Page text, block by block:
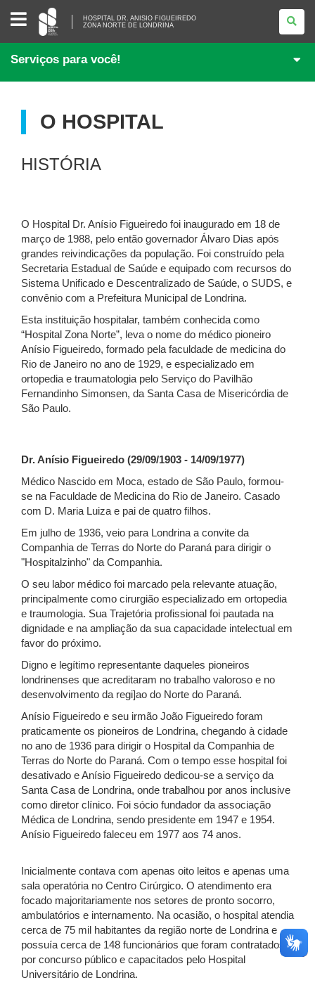
HOSPITAL
DR.
ANISIO
FIGUEIREDO
/>ZONA
DE
HOSPITAL DR. ANISIO FIGUEIREDO
ZONA NORTE DE LONDRINA
Serviços para você!
O HOSPITAL
HISTÓRIA
O Hospital Dr. Anísio Figueiredo foi inaugurado em 18 de
março de 1988, pelo então governador Álvaro Dias após
grandes reivindicações da população. Foi construído pela
Secretaria Estadual de Saúde e equipado com recursos do
Sistema Unificado e Descentralizado de Saúde, o SUDS, e
convênio com a Prefeitura Municipal de Londrina.
Esta instituição hospitalar, também conhecida como
“Hospital Zona Norte”, leva o nome do médico pioneiro
Anísio Figueiredo, formado pela faculdade de medicina do
Rio de Janeiro no ano de 1929, e especializado em
ortopedia e traumatologia pelo Serviço do Pavilhão
Fernandinho Simonsen, da Santa Casa de Misericórdia de
São Paulo.
Dr. Anísio Figueiredo (29/09/1903 - 14/09/1977)
Médico Nascido em Moca, estado de São Paulo, formou-
se na Faculdade de Medicina do Rio de Janeiro. Casado
com D. Maria Luiza e pai de quatro filhos.
Em julho de 1936, veio para Londrina a convite da
Companhia de Terras do Norte do Paraná para dirigir o
"Hospitalzinho" da Companhia.
O seu labor médico foi marcado pela relevante atuação,
principalmente como cirurgião especializado em ortopedia
e traumologia. Sua Trajetória profissional foi pautada na
dignidade e na ampliação da sua capacidade intelectual em
favor do próximo.
Digno e legítimo representante daqueles pioneiros
londrinenses que acreditaram no trabalho valoroso e no
desenvolvimento da regi]ao do Norte do Paraná.
Anísio Figueiredo e seu irmão João Figueiredo foram
praticamente os pioneiros de Londrina, chegando à cidade
no ano de 1936 para dirigir o Hospital da Companhia de
Terras do Norte do Paraná. Com o tempo esse hospital foi
desativado e Anísio Figueiredo dedicou-se a serviço da
Santa Casa de Londrina, onde trabalhou por anos inclusive
como diretor clínico. Foi sócio fundador da associação
Médica de Londrina, sendo presidente em 1947 e 1954.
Anísio Figueiredo faleceu em 1977 aos 74 anos.
Inicialmente contava com apenas oito leitos e apenas uma
sala operatória no Centro Cirúrgico. O atendimento era
focado majoritariamente nos setores de pronto socorro,
ambulatórios e internamento. Na ocasião, o hospital atendia
cerca de 75 mil habitantes da região norte de Londrina e
possuía cerca de 148 funcionários que foram contratados
por concurso público e capacitados pelo Hospital
Universitário de Londrina.